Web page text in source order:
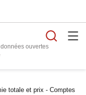
ouvertes
totale et prix - Comptes